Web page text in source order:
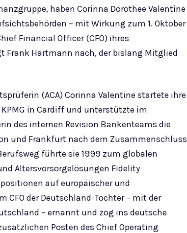
haben Corinna Dorothee Valentine
– mit Wirkung zum 1. Oktober
Financial Officer (CFO) ihres
Frank Hartmann nach, der bislang Mitglied
(ACA) Corinna Valentine startete ihre
in Cardiff und unterstützte im
des internen Revision Bankenteams die
und Frankfurt nach dem Zusammenschluss
führte sie 1999 zum globalen
Altersvorsorgelösungen Fidelity
auf europäischer und
CFO der Deutschland-Tochter – mit der
– ernannt und zog ins deutsche
Posten des Chief Operating